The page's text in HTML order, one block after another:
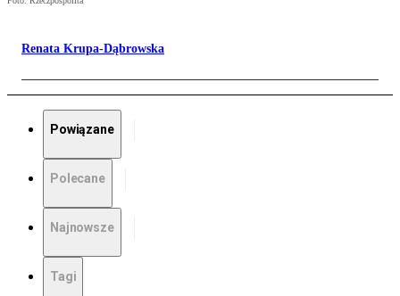
Renata Krupa-Dąbrowska
Powiązane
Polecane
Najnowsze
Tagi